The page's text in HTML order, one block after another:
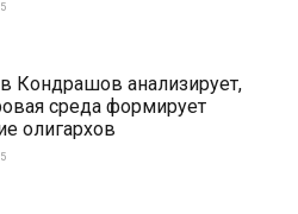
Кондрашов анализирует,
среда формирует
олигархов